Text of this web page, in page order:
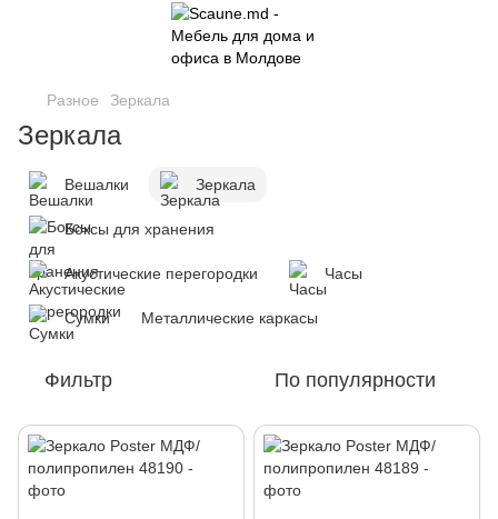
Разное Зеркала
Зеркала
Вешалки Зеркала
Боксы для хранения
Акустические перегородки Часы
Cумки Металлические каркасы
Фильтр По популярности